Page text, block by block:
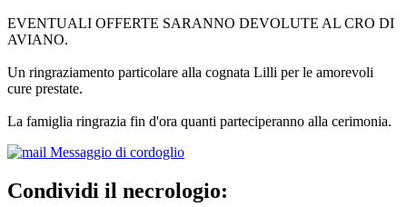
EVENTUALI OFFERTE SARANNO DEVOLUTE AL CRO DI
AVIANO.
Un ringraziamento particolare alla cognata Lilli per le amorevoli
cure prestate.
La famiglia ringrazia fin d'ora quanti parteciperanno alla cerimonia.
Messaggio di cordoglio
Condividi il necrologio: